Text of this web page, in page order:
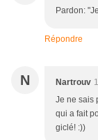
Pardon:
Répondre
N Nartrouv
Je ne sais
qui a fait
giclé! :))